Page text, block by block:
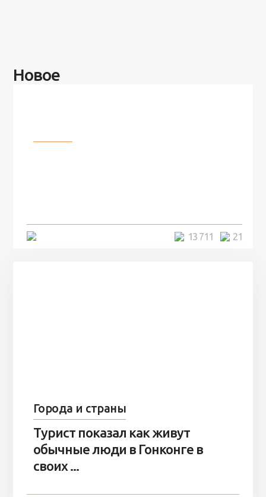
Новое
21
13 711
Города и страны
Турист показал как живут
обычные люди в Гонконге в
своих ...